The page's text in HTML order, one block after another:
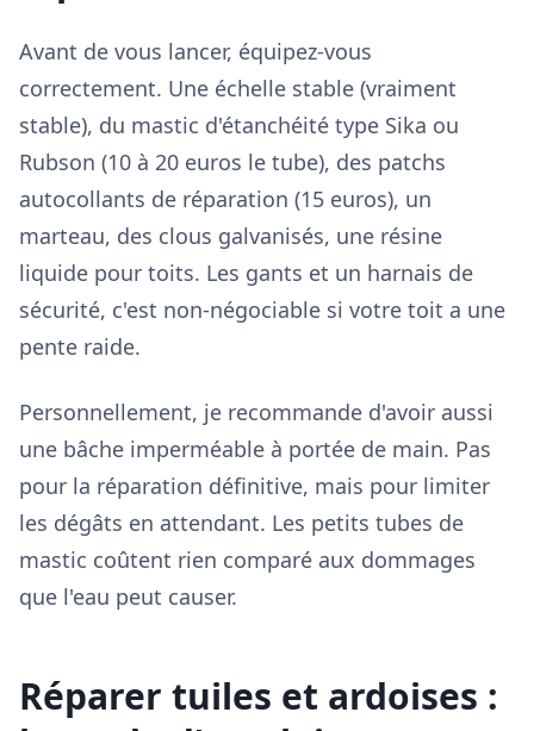
Avant de vous lancer, équipez-vous
correctement. Une échelle stable (vraiment
stable), du mastic d'étanchéité type Sika ou
Rubson (10 à 20 euros le tube), des patchs
autocollants de réparation (15 euros), un
marteau, des clous galvanisés, une résine
liquide pour toits. Les gants et un harnais de
sécurité, c'est non-négociable si votre toit a une
pente raide.
Personnellement, je recommande d'avoir aussi
une bâche imperméable à portée de main. Pas
pour la réparation définitive, mais pour limiter
les dégâts en attendant. Les petits tubes de
mastic coûtent rien comparé aux dommages
que l'eau peut causer.
Réparer tuiles et ardoises :